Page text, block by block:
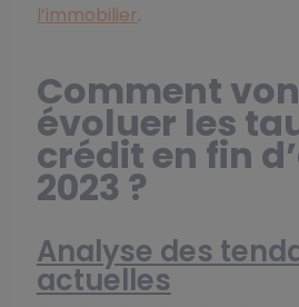
l’immobilier.
Comment
évoluer les
crédit en fin
2023 ?
Analyse des
actuelles